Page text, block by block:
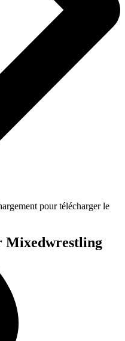
pour télécharger le
Mixedwrestling